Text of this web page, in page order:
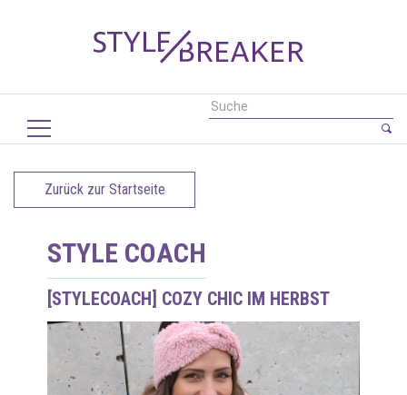
Zurück zur Startseite
STYLE COACH
[STYLECOACH] COZY CHIC IM HERBST